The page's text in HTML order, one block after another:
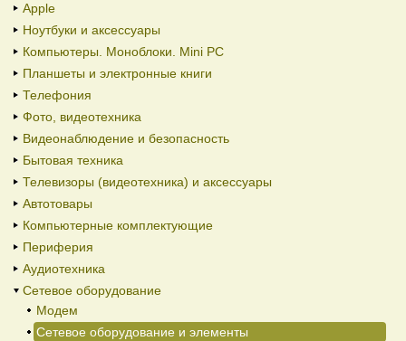
Apple
Ноутбуки и аксессуары
Компьютеры. Моноблоки. Mini PC
Планшеты и электронные книги
Телефония
Фото, видеотехника
Видеонаблюдение и безопасность
Бытовая техника
Телевизоры (видеотехника) и аксессуары
Автотовары
Компьютерные комплектующие
Периферия
Аудиотехника
Сетевое оборудование
Модем
Сетевое оборудование и элементы